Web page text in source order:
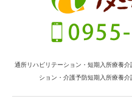
通所リハビリテーション・短期入所療養
ション・介護予防短期入所療養